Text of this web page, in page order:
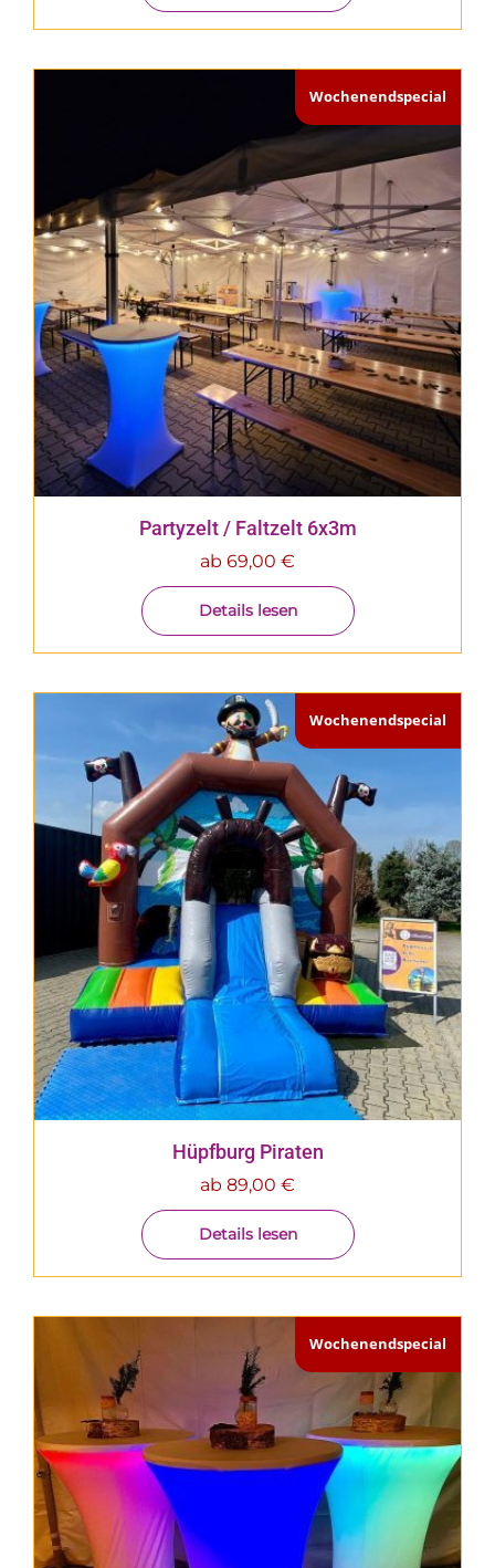
Wochenendspecial
Partyzelt / Faltzelt 6x3m
ab 69,00 €
Details lesen
Wochenendspecial
Hüpfburg Piraten
ab 89,00 €
Details lesen
Wochenendspecial